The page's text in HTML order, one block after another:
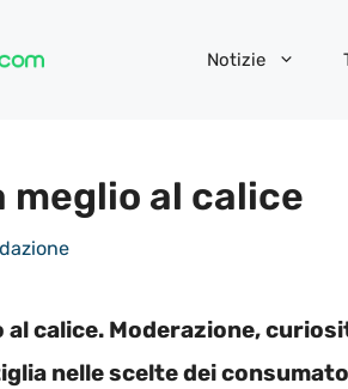
Notizie
meglio al calice
al calice. Moderazione,
nelle scelte dei